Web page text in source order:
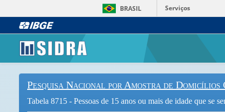
BRASIL Serviços
Pesquisa Nacional por Amostra de
Tabela 8715 - Pessoas de 15 anos ou mais de idade que se